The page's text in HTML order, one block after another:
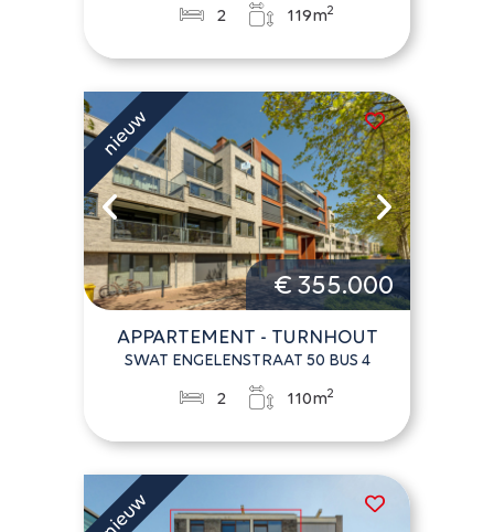
2 119m2
€ 355.000
APPARTEMENT - TURNHOUT
SWAT ENGELENSTRAAT 50 BUS 4
2 110m2